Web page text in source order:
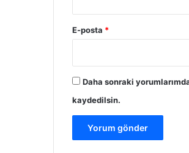
E-posta *
Daha sonraki
kaydedilsin.